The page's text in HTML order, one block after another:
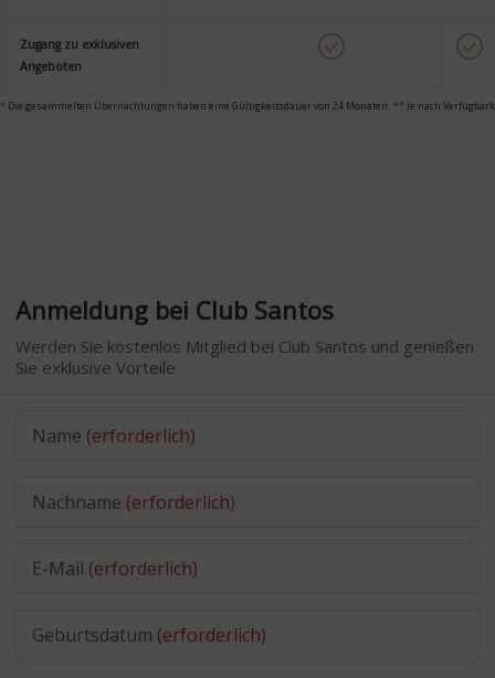
Zugang zu exklusiven
Angeboten
* Die gesammelten Übernachtungen haben eine Gültigkeitsdauer von 24 Monaten. ** Je nach
Anmeldung bei Club Santos
Werden Sie kostenlos Mitglied bei Club Santos und genießen
Sie exklusive Vorteile
Name (erforderlich)
Nachname (erforderlich)
E-Mail (erforderlich)
Geburtsdatum (erforderlich)